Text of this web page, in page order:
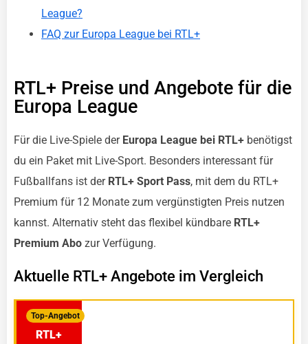
League?
FAQ zur Europa League bei RTL+
RTL+ Preise und Angebote für die
Europa League
Für die Live-Spiele der Europa League bei RTL+ benötigst
du ein Paket mit Live-Sport. Besonders interessant für
Fußballfans ist der RTL+ Sport Pass, mit dem du RTL+
Premium für 12 Monate zum vergünstigten Preis nutzen
kannst. Alternativ steht das flexibel kündbare RTL+
Premium Abo zur Verfügung.
Aktuelle RTL+ Angebote im Vergleich
Top-Angebot
RTL+